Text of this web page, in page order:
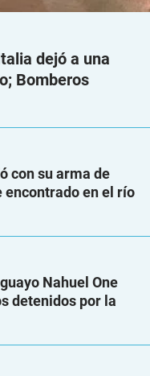
dejó a una
Bomberos
con su arma de
encontrado en el río
Nahuel One
detenidos por la